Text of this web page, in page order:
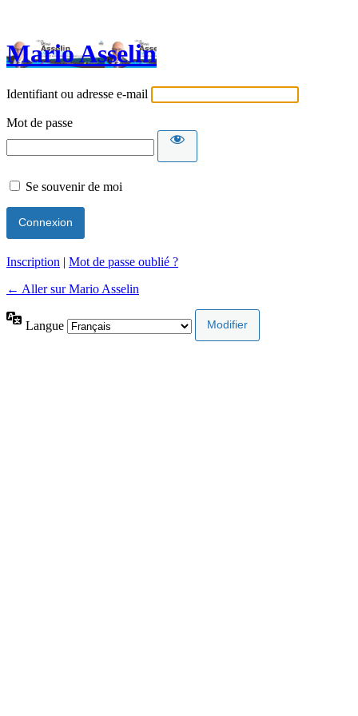
Mario Asselin
Identifiant ou adresse e-mail
Mot de passe
Se souvenir de moi
Inscription | Mot de passe oublié ?
← Aller sur Mario Asselin
Langue